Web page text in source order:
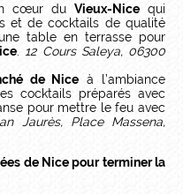
cœur du Vieux-Nicequi
et de cocktails de qualité
table en terrasse pour
12 Cours Saleya, 06300
de Nice à l’ambiance
cocktails préparés avec
pour mettre le feu avec
Jaurès, Place Massena,
de Nice pour terminer la